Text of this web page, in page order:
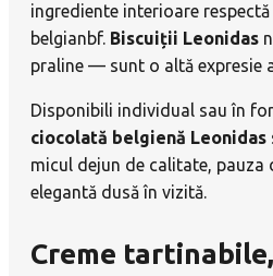
ingrediente interioare
belgianbf. Biscuiții Leonidas
praline — sunt o altă expresie
Disponibili individual sau în
ciocolată belgienă Leonidas
micul dejun de calitate, pauza
elegantă dusă în vizită.
Creme